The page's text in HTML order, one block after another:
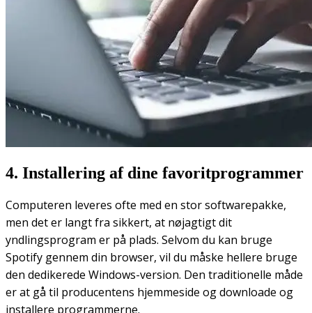
4. Installering af dine favoritprogrammer
Computeren leveres ofte med en stor softwarepakke,
men det er langt fra sikkert, at nøjagtigt dit
yndlingsprogram er på plads. Selvom du kan bruge
Spotify gennem din browser, vil du måske hellere bruge
den dedikerede Windows-version. Den traditionelle måde
er at gå til producentens hjemmeside og downloade og
installere programmerne.